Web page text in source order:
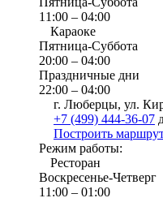
11:00 – 04:00
Караоке
Пятница-Суббота
20:00 – 04:00
Праздничные дни
22:00 – 04:00
г. Люберцы, ул.
+7 (499) 444-36-07
Построить
Режим работы:
Ресторан
Воскресенье-Четверг
11:00 – 01:00